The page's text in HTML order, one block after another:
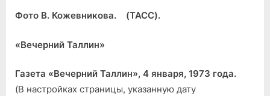
Фото В. Кожевникова. (ТАСС).
«Вечерний Таллин»
Газета «Вечерний Таллин», 4 января, 1973 года.
(В настройках страницы, указанную дату